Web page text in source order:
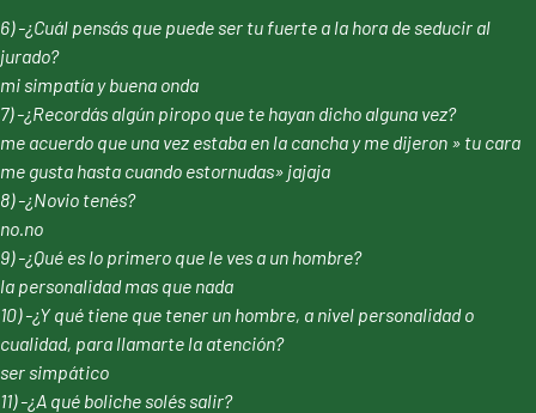
6) -¿Cuál pensás que puede ser tu fuerte a la hora de seducir al
jurado?
mi simpatía y buena onda
7) -¿Recordás algún piropo que te hayan dicho alguna vez?
me acuerdo que una vez estaba en la cancha y me dijeron » tu cara
me gusta hasta cuando estornudas» jajaja
8) -¿Novio tenés?
no.no
9) -¿Qué es lo primero que le ves a un hombre?
la personalidad mas que nada
10) -¿Y qué tiene que tener un hombre, a nivel personalidad o
cualidad, para llamarte la atención?
ser simpático
11) -¿A qué boliche solés salir?